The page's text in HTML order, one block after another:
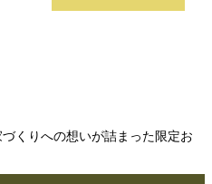
くりへの想いが詰まった限定お